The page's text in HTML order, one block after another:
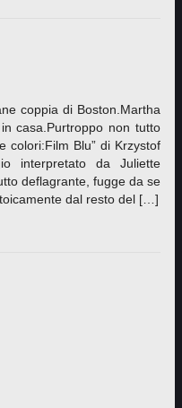
coppia di Boston.Martha
casa.Purtroppo non tutto
colori:Film Blu” di Krzystof
interpretato da Juliette
deflagrante, fugge da se
dal resto del […]